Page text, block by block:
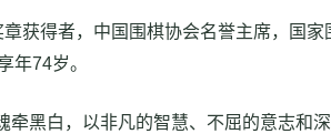
获得者，中国围棋协会名誉主席，国
年74岁。
黑白，以非凡的智慧、不屈的意志和